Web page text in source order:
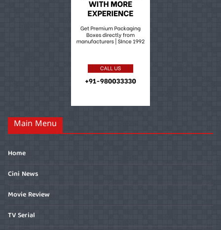
Main Menu
Home
Cini News
Movie Review
TV Serial